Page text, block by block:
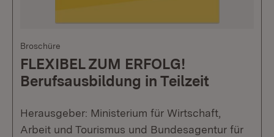
Broschüre
FLEXIBEL ZUM ERFOLG!
Berufsausbildung in Teilzeit
Herausgeber: Ministerium für Wirtschaft,
Arbeit und Tourismus und Bundesagentur für